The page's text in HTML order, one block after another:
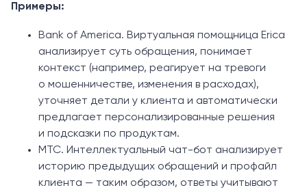
Примеры:
Bank of America. Виртуальная помощница Erica
анализирует суть обращения, понимает
контекст (например, реагирует на тревоги
о мошенничестве, изменения в расходах),
уточняет детали у клиента и автоматически
предлагает персонализированные решения
и подсказки по продуктам.
МТС. Интеллектуальный чат-бот анализирует
историю предыдущих обращений и профайл
клиента — таким образом, ответы учитывают